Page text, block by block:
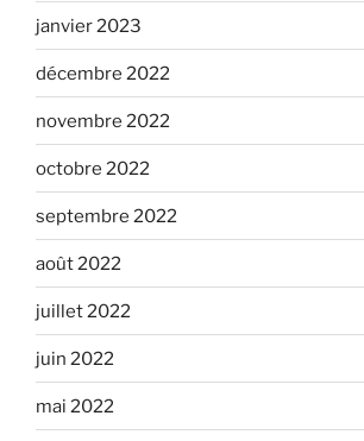
janvier 2023
décembre 2022
novembre 2022
octobre 2022
septembre 2022
août 2022
juillet 2022
juin 2022
mai 2022